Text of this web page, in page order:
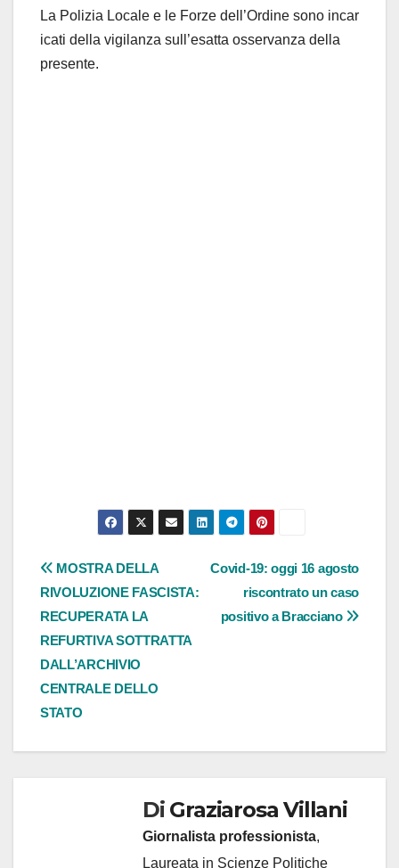
La Polizia Locale e le Forze dell’Ordine sono incar
icati della vigilanza sull’esatta osservanza della
presente.
Navigazione
articoli
Covid-19: oggi 16 agosto
riscontrato un caso
positivo a Bracciano
MOSTRA DELLA
RIVOLUZIONE FASCISTA:
RECUPERATA LA
REFURTIVA SOTTRATTA
DALL’ARCHIVIO
CENTRALE DELLO
STATO
Di Graziarosa Villani
Giornalista professionista,
Laureata in Scienze Politiche